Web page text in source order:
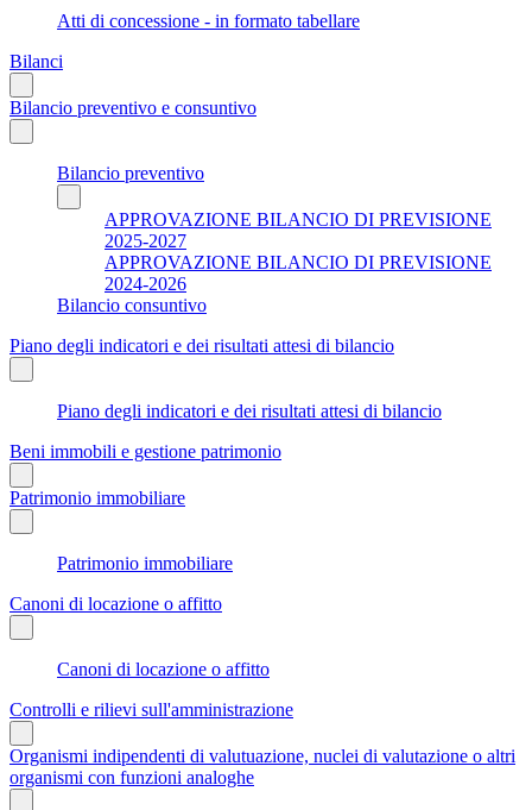
Atti di concessione - in formato tabellare
Bilanci
Bilancio preventivo e consuntivo
Bilancio preventivo
APPROVAZIONE BILANCIO DI PREVISIONE
2025-2027
APPROVAZIONE BILANCIO DI PREVISIONE
2024-2026
Bilancio consuntivo
Piano degli indicatori e dei risultati attesi di bilancio
Piano degli indicatori e dei risultati attesi di bilancio
Beni immobili e gestione patrimonio
Patrimonio immobiliare
Patrimonio immobiliare
Canoni di locazione o affitto
Canoni di locazione o affitto
Controlli e rilievi sull'amministrazione
Organismi indipendenti di valutuazione, nuclei di valutazione o altri
organismi con funzioni analoghe